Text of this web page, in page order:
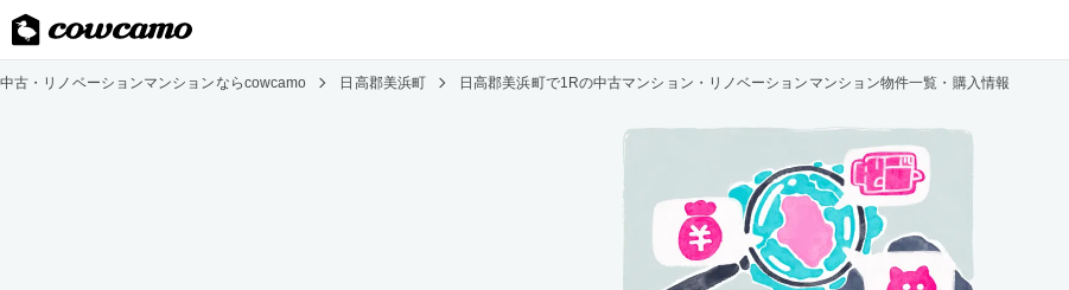
中古・リノベーションマンションならcowcamo 日高郡美浜町 日高郡美浜町で1Rの中古マンション・リノベーションマンション物件一覧・購入情報